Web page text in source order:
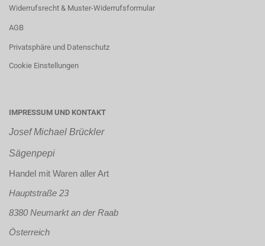
Widerrufsrecht & Muster-Widerrufsformular
AGB
Privatsphäre und Datenschutz
Cookie Einstellungen
IMPRESSUM UND KONTAKT
Josef Michael Brückler
Sägenpepi
Handel mit Waren aller Art
Hauptstraße 23
8380 Neumarkt an der Raab
Österreich